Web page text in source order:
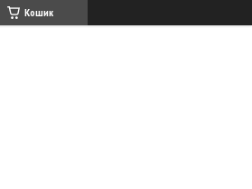
Кошик